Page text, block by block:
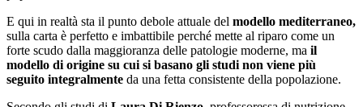
E qui in realtà sta il punto debole attuale del modello mediterraneo,
sulla carta è perfetto e imbattibile perché mette al riparo come un
forte scudo dalla maggioranza delle patologie moderne, ma il
modello di origine su cui si basano gli studi non viene più
seguito integralmente da una fetta consistente della popolazione.